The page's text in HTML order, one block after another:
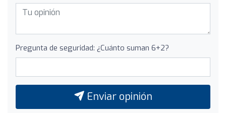
Pregunta de seguridad: ¿Cuánto suman 6+2?
Enviar opinión